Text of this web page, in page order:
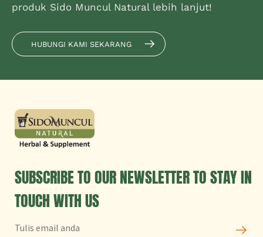
produk Sido Muncul Natural lebih lanjut!
HUBUNGI KAMI SEKARANG
SUBSCRIBE TO OUR NEWSLETTER TO STAY IN
TOUCH WITH US